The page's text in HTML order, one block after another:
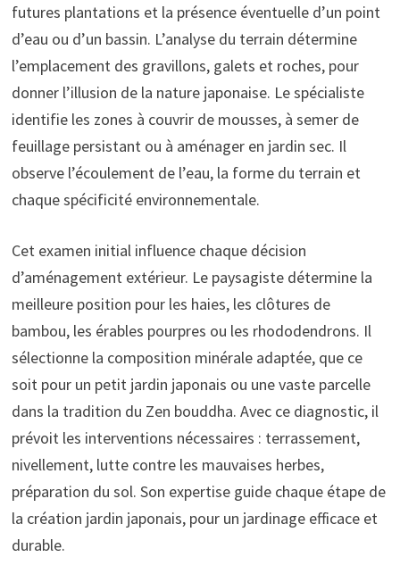
futures plantations et la présence éventuelle d’un point
d’eau ou d’un bassin. L’analyse du terrain détermine
l’emplacement des gravillons, galets et roches, pour
donner l’illusion de la nature japonaise. Le spécialiste
identifie les zones à couvrir de mousses, à semer de
feuillage persistant ou à aménager en jardin sec. Il
observe l’écoulement de l’eau, la forme du terrain et
chaque spécificité environnementale.
Cet examen initial influence chaque décision
d’aménagement extérieur. Le paysagiste détermine la
meilleure position pour les haies, les clôtures de
bambou, les érables pourpres ou les rhododendrons. Il
sélectionne la composition minérale adaptée, que ce
soit pour un petit jardin japonais ou une vaste parcelle
dans la tradition du Zen bouddha. Avec ce diagnostic, il
prévoit les interventions nécessaires : terrassement,
nivellement, lutte contre les mauvaises herbes,
préparation du sol. Son expertise guide chaque étape de
la création jardin japonais, pour un jardinage efficace et
durable.